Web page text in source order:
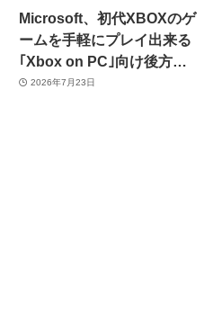
Microsoft、初代XBOXのゲ
ームを手軽にプレイ出来る
｢Xbox on PC｣向け後方互
換性機能を発表
2026年7月23日